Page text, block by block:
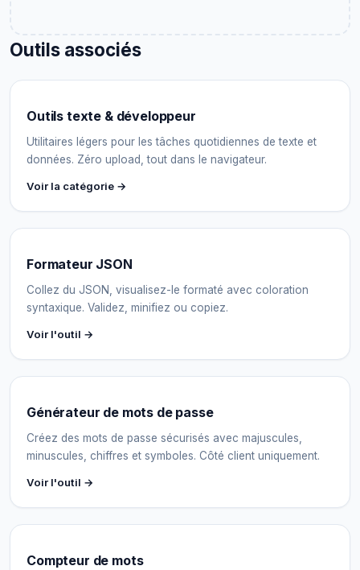
Outils associés
Outils texte & développeur
Utilitaires légers pour les tâches quotidiennes de texte et
données. Zéro upload, tout dans le navigateur.
Voir la catégorie →
Formateur JSON
Collez du JSON, visualisez-le formaté avec coloration
syntaxique. Validez, minifiez ou copiez.
Voir l'outil →
Générateur de mots de passe
Créez des mots de passe sécurisés avec majuscules,
minuscules, chiffres et symboles. Côté client uniquement.
Voir l'outil →
Compteur de mots